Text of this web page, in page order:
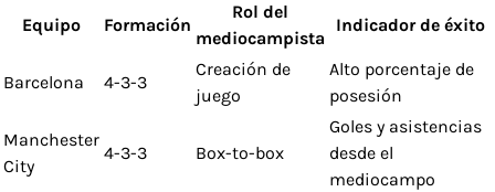
Equipo Formación
Rol del
mediocampista
Indicador de éxito
Barcelona 4-3-3
Creación de
juego
Alto porcentaje de
posesión
Manchester
City
4-3-3 Box-to-box
Goles y asistencias
desde el
mediocampo